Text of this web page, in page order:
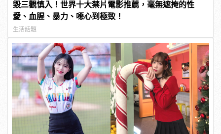
毀三觀慎入！世界十大禁片電影推薦，毫無遮掩的性
愛、血腥、暴力、噁心到極致！
生活話題